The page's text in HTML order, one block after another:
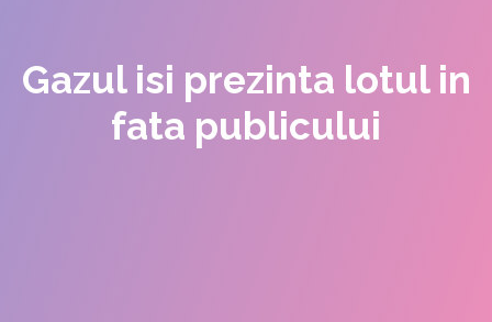
Gazul isi prezinta lotul in
fata publicului